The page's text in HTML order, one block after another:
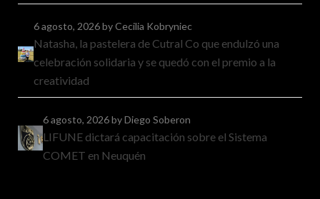
6 agosto, 2026by Cecilia Kobryniec
Natasha, la pastelera de Cutral Co que endulzó una
celebración solidaria y se quedó con el premio a la
creatividad
6 agosto, 2026by Diego Soberon
LIFUNE dictará capacitación sobre el Sistema
COMET en Neuquén